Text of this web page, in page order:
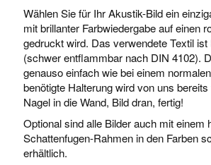
Wählen Sie für Ihr Akustik-Bild ein
mit brillanter Farbwiedergabe auf einen
gedruckt wird. Das verwendete Textil
(schwer entflammbar nach DIN 4102).
genauso einfach wie bei einem
benötigte Halterung wird von uns
Nagel in die Wand, Bild dran, fertig!
Optional sind alle Bilder auch mit einem
Schattenfugen-Rahmen in den Farben
erhältlich.